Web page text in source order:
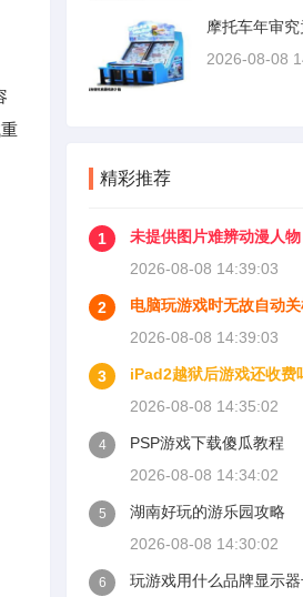
摩托车年审
2026-08-08
精彩推荐
1
未提供图片难辨动漫人物
2026-08-08 14:39:03
2
电脑玩游戏时无故自动
2026-08-08 14:39:03
3
iPad2越狱后游戏还收费
2026-08-08 14:35:02
4
PSP游戏下载傻瓜教程
2026-08-08 14:34:02
5
湖南好玩的游乐园攻略
2026-08-08 14:30:02
6
玩游戏用什么品牌显示